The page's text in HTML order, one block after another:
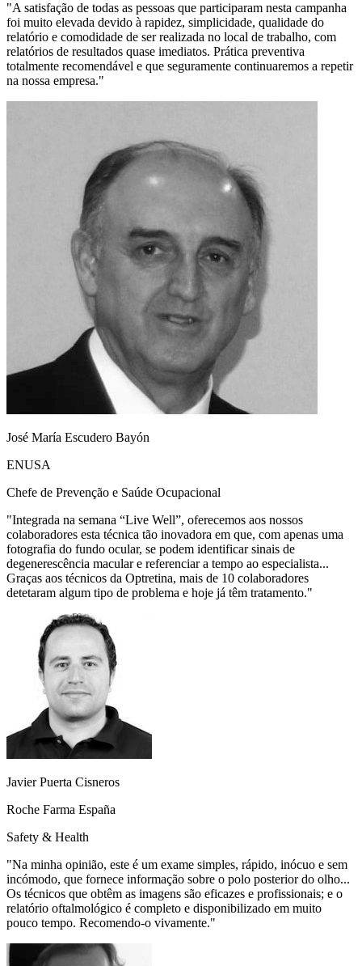
"A satisfação de todas as pessoas que participaram nesta campanha
foi muito elevada devido à rapidez, simplicidade, qualidade do
relatório e comodidade de ser realizada no local de trabalho, com
relatórios de resultados quase imediatos. Prática preventiva
totalmente recomendável e que seguramente continuaremos a repetir
na nossa empresa."
José María Escudero Bayón
ENUSA
Chefe de Prevenção e Saúde Ocupacional
"Integrada na semana “Live Well”, oferecemos aos nossos
colaboradores esta técnica tão inovadora em que, com apenas uma
fotografia do fundo ocular, se podem identificar sinais de
degenerescência macular e referenciar a tempo ao especialista...
Graças aos técnicos da Optretina, mais de 10 colaboradores
detetaram algum tipo de problema e hoje já têm tratamento."
Javier Puerta Cisneros
Roche Farma España
Safety & Health
"Na minha opinião, este é um exame simples, rápido, inócuo e sem
incómodo, que fornece informação sobre o polo posterior do olho...
Os técnicos que obtêm as imagens são eficazes e profissionais; e o
relatório oftalmológico é completo e disponibilizado em muito
pouco tempo. Recomendo-o vivamente."